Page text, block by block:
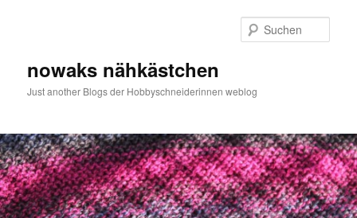
nowaks nähkästchen
Just another Blogs der Hobbyschneiderinnen weblog